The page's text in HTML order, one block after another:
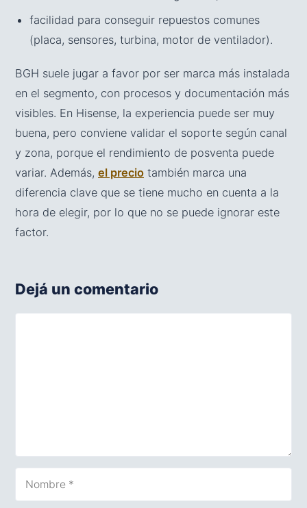
facilidad para conseguir repuestos comunes
(placa, sensores, turbina, motor de ventilador).
BGH suele jugar a favor por ser marca más instalada
en el segmento, con procesos y documentación más
visibles. En Hisense, la experiencia puede ser muy
buena, pero conviene validar el soporte según canal
y zona, porque el rendimiento de posventa puede
variar. Además, el precio también marca una
diferencia clave que se tiene mucho en cuenta a la
hora de elegir, por lo que no se puede ignorar este
factor.
Dejá un comentario